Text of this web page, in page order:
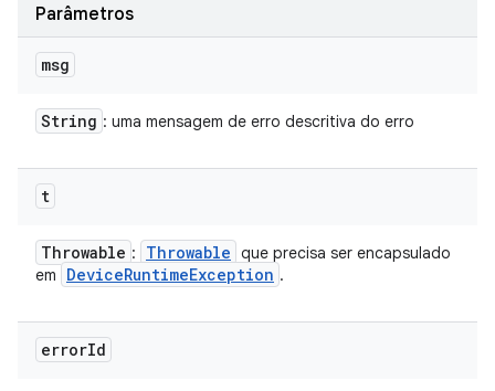
Parâmetros
msg
String : uma mensagem de erro descritiva do erro
t
Throwable : Throwable que precisa ser encapsulado
em
DeviceRuntimeException .
errorId